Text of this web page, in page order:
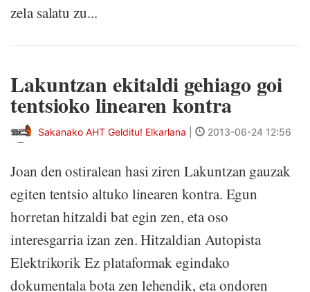
zela salatu zu...
Lakuntzan ekitaldi gehiago goi
tentsioko linearen kontra
Sakanako AHT Gelditu! Elkarlana 2013-06-24 12:56
Joan den ostiralean hasi ziren Lakuntzan gauzak
egiten tentsio altuko linearen kontra. Egun
horretan hitzaldi bat egin zen, eta oso
interesgarria izan zen. Hitzaldian Autopista
Elektrikorik Ez plataformak egindako
dokumentala bota zen lehendik, eta ondoren